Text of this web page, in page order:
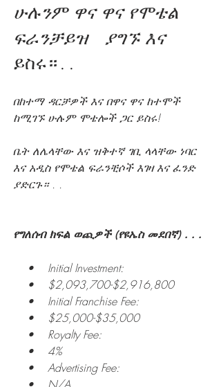
ሁሉንም ዋና ዋና የሞቴል
ፍራንቻይዝ ያግኙ እና
ይስሩ። . .
በከተማ ዳርቻዎች እና በዋና ዋና ከተሞች
ከሚገኙ ሁሉም ሞቴሎች ጋር ይስሩ!
ቤት ለሌላቸው እና ዝቅተኛ ገቢ ላላቸው ነባር
እና አዲስ የሞቴል ፍራንቺሶች እገዛ እና ፈንድ
ያድርጉ። . .
የግለሰብ ክፍል ወጪዎች (የዩኤስ መደበኛ) . . .
• Initial Investment:
• $2,093,700-$2,916,800
• Initial Franchise Fee:
• $25,000-$35,000
• Royalty Fee:
• 4%
• Advertising Fee: